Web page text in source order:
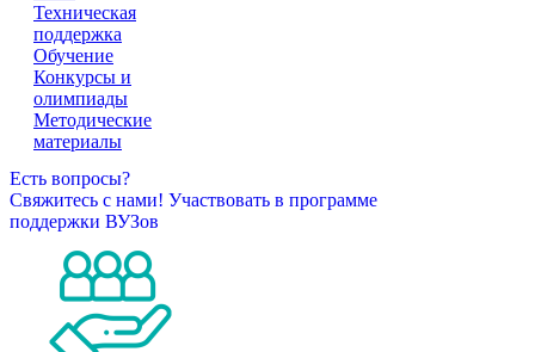
Техническая
поддержка
Обучение
Конкурсы и
олимпиады
Методические
материалы
Есть вопросы?
Свяжитесь с нами! Участвовать в программе
поддержки ВУЗов